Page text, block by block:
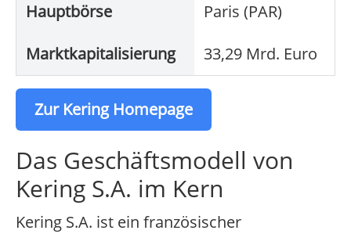
Hauptbörse
Paris (PAR)
Marktkapitalisierung
33,29 Mrd. Euro
Zur Kering Homepage
Das Geschäftsmodell von
Kering S.A. im Kern
Kering S.A. ist ein französischer